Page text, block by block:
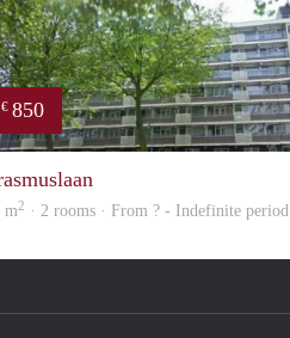
€ 850
m2 · 2 rooms · From ? - Indefinite period